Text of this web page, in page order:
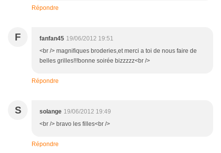
Répondre
F fanfan45 19/06/2012 19:51
<br /> magnifiques broderies,et merci a toi de nous faire de
belles grilles!!!bonne soirée bizzzzz<br />
Répondre
S solange 19/06/2012 19:49
<br /> bravo les filles<br />
Répondre